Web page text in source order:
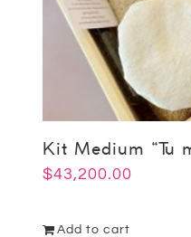
Kit Medium “Tu
$43,200.00
Add to cart